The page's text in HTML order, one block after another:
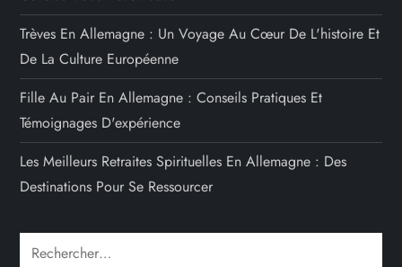
Trèves En Allemagne : Un Voyage Au Cœur De L'histoire Et
De La Culture Européenne
Fille Au Pair En Allemagne : Conseils Pratiques Et
Témoignages D'expérience
Les Meilleurs Retraites Spirituelles En Allemagne : Des
Destinations Pour Se Ressourcer
Rechercher :